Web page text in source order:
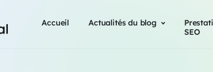
Accueil Actualités du blog
SEO